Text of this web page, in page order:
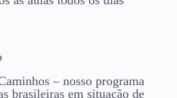
– nosso programa
brasileiras em situação de